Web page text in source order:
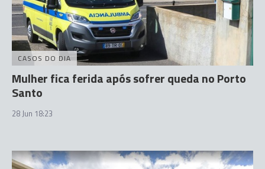
CASOS DO DIA
Mulher fica ferida após sofrer queda no Porto
Santo
28 Jun 18:23